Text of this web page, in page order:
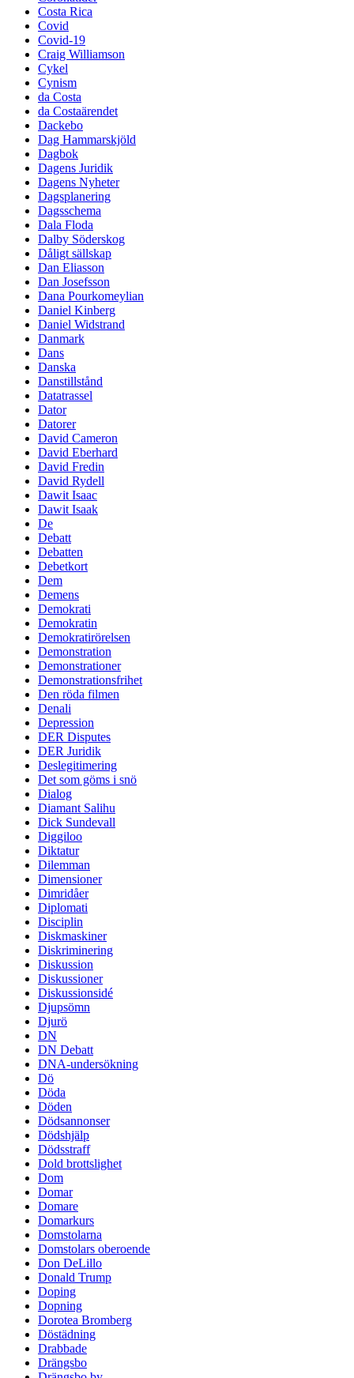
Costa Rica
Covid
Covid-19
Craig Williamson
Cykel
Cynism
da Costa
da Costaärendet
Dackebo
Dag Hammarskjöld
Dagbok
Dagens Juridik
Dagens Nyheter
Dagsplanering
Dagsschema
Dala Floda
Dalby Söderskog
Dåligt sällskap
Dan Eliasson
Dan Josefsson
Dana Pourkomeylian
Daniel Kinberg
Daniel Widstrand
Danmark
Dans
Danska
Danstillstånd
Datatrassel
Dator
Datorer
David Cameron
David Eberhard
David Fredin
David Rydell
Dawit Isaac
Dawit Isaak
De
Debatt
Debatten
Debetkort
Dem
Demens
Demokrati
Demokratin
Demokratirörelsen
Demonstration
Demonstrationer
Demonstrationsfrihet
Den röda filmen
Denali
Depression
DER Disputes
DER Juridik
Deslegitimering
Det som göms i snö
Dialog
Diamant Salihu
Dick Sundevall
Diggiloo
Diktatur
Dilemman
Dimensioner
Dimridåer
Diplomati
Disciplin
Diskmaskiner
Diskriminering
Diskussion
Diskussioner
Diskussionsidé
Djupsömn
Djurö
DN
DN Debatt
DNA-undersökning
Dö
Döda
Döden
Dödsannonser
Dödshjälp
Dödsstraff
Dold brottslighet
Dom
Domar
Domare
Domarkurs
Domstolarna
Domstolars oberoende
Don DeLillo
Donald Trump
Doping
Dopning
Dorotea Bromberg
Döstädning
Drabbade
Drängsbo